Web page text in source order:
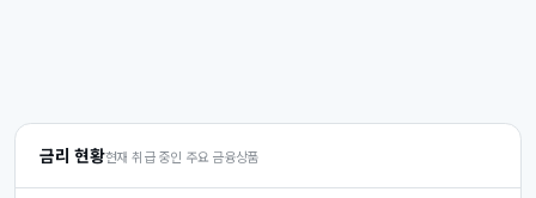
금리 현황현재 취급 중인 주요 금융상품